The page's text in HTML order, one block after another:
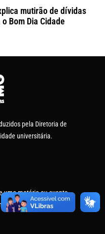
mutirão de dívidas
Bom Dia Cidade
pela Diretoria de
universitária.
uma matéria ou evento,